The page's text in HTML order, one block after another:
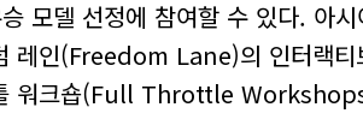
모델 선정에 참여할 수 있다. 아
레인(Freedom Lane)의 인터랙
워크숍(Full Throttle